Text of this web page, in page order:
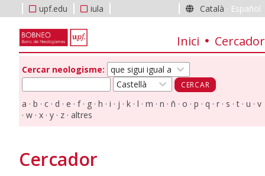
upf.edu iula Català · Español
Inici Cercador
Cercar neologisme:
a b c d e f g h i j k l m n ñ o p q r s t u
v
w x y z altres
Cercador